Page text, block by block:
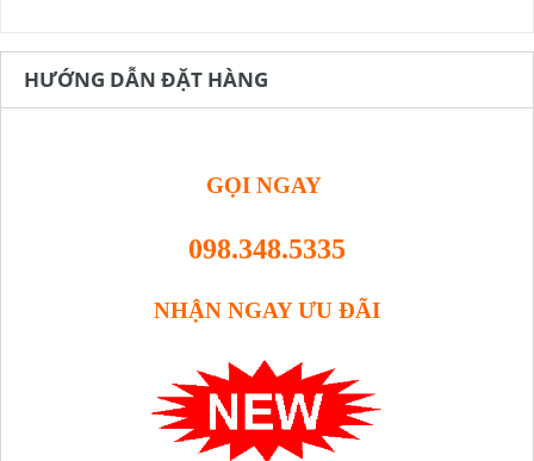
HƯỚNG DẪN ĐẶT HÀNG
GỌI NGAY
098.348.5335
NHẬN NGAY ƯU ĐÃI